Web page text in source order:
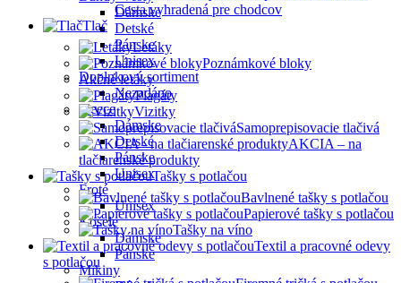
Dámske
Detské
Pánske
Unisex
Doplnkový sortiment
Nezadáno
Fleece
Dámske
Detské
Pánske
Unisex
Froté
Unisex
Košele
Dámske
Pánske
Mikiny
Cesta vyhradená pre chodcov
Tlač
Letáky
Poznámkové bloky
Akčné letáky
Plagáty
Vizitky
Samoprepisovacie tlačivá
AKCIA – na
tlačiarenské produkty
Tašky s potlačou
Bavlnené tašky s potlačou
Papierové tašky s potlačou
Tašky na víno
Textil a pracovné odevy
s potlačou